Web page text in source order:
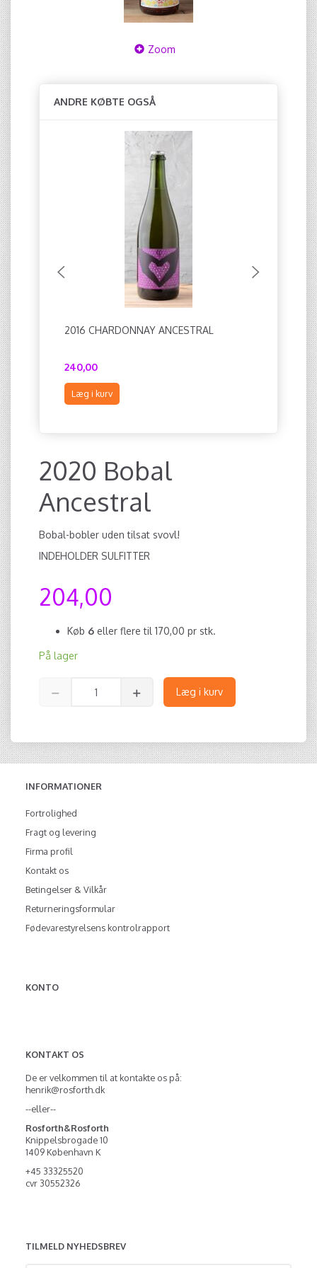
Zoom
ANDRE KØBTE OGSÅ
2016 CHARDONNAY ANCESTRAL
240,00
Læg i kurv
6 X
1.075,00
Læg i
2020 Bobal
Ancestral
Bobal-bobler uden tilsat svovl!
INDEHOLDER SULFITTER
204,00
Køb 6 eller flere til 170,00 pr stk.
På lager
Læg i kurv
INFORMATIONER
Fortrolighed
Fragt og levering
Firma profil
Kontakt os
Betingelser & Vilkår
Returneringsformular
Fødevarestyrelsens kontrolrapport
KONTO
KONTAKT OS
De er velkommen til at kontakte os på:
henrik@rosforth.dk
--eller--
Rosforth&Rosforth
Knippelsbrogade 10
1409 København K
+45 33325520
cvr 30552326
TILMELD NYHEDSBREV